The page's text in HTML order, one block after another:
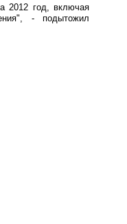
2012 год, включая
- подытожил